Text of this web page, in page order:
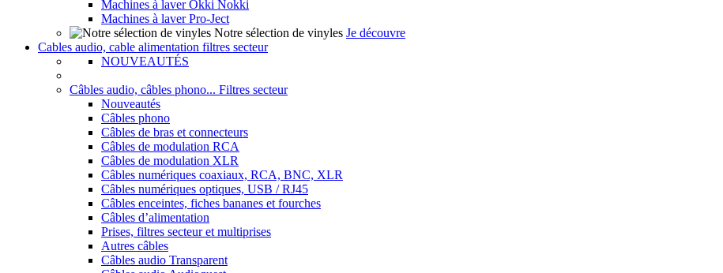
Machines à laver Okki Nokki
Machines à laver Pro-Ject
Notre sélection de vinyles Je découvre
Cables audio, cable alimentation filtres secteur
NOUVEAUTÉS
Câbles audio, câbles phono... Filtres secteur
Nouveautés
Câbles phono
Câbles de bras et connecteurs
Câbles de modulation RCA
Câbles de modulation XLR
Câbles numériques coaxiaux, RCA, BNC, XLR
Câbles numériques optiques, USB / RJ45
Câbles enceintes, fiches bananes et fourches
Câbles d’alimentation
Prises, filtres secteur et multiprises
Autres câbles
Câbles audio Transparent